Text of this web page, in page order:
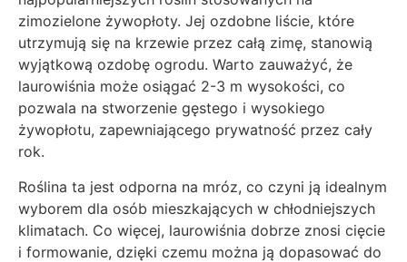
zimozielone żywopłoty. Jej ozdobne liście, które
utrzymują się na krzewie przez całą zimę, stanowią
wyjątkową ozdobę ogrodu. Warto zauważyć, że
laurowiśnia może osiągać 2-3 m wysokości, co
pozwala na stworzenie gęstego i wysokiego
żywopłotu, zapewniającego prywatność przez cały
rok.
Roślina ta jest odporna na mróz, co czyni ją idealnym
wyborem dla osób mieszkających w chłodniejszych
klimatach. Co więcej, laurowiśnia dobrze znosi cięcie
i formowanie, dzięki czemu można ją dopasować do